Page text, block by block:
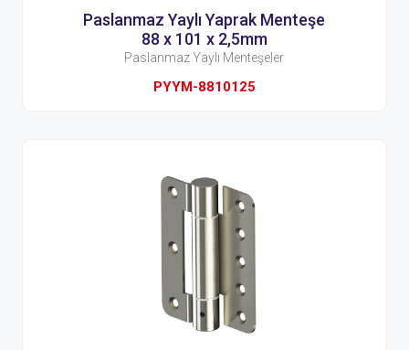
Paslanmaz Yaylı Yaprak Menteşe
88 x 101 x 2,5mm
Paslanmaz Yaylı Menteşeler
PYYM-8810125